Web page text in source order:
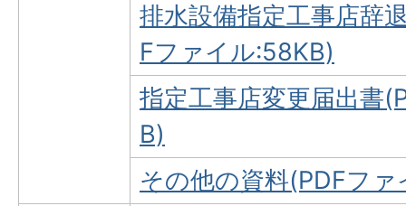
排水設備指定工事店辞
Fファイル:58KB)
指定工事店変更届出書
B)
その他の資料(PDFフ